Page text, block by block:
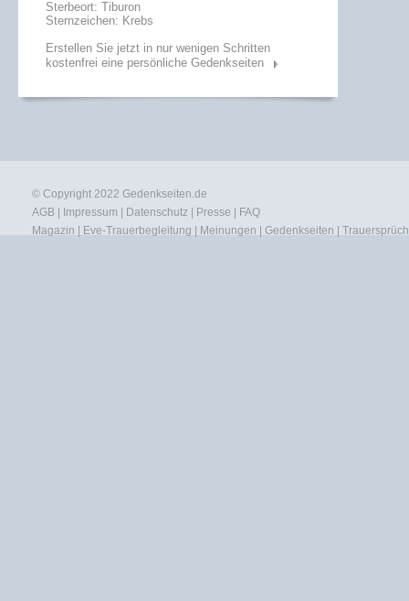
Sterbeort: Tiburon
Sternzeichen: Krebs
Erstellen Sie jetzt in nur wenigen Schritten
kostenfrei eine persönliche Gedenkseiten
© Copyright 2022 Gedenkseiten.de
AGB
Impressum Datenschutz Presse
FAQ
Magazin
Eve-Trauerbegleitung Meinungen Gedenkseiten